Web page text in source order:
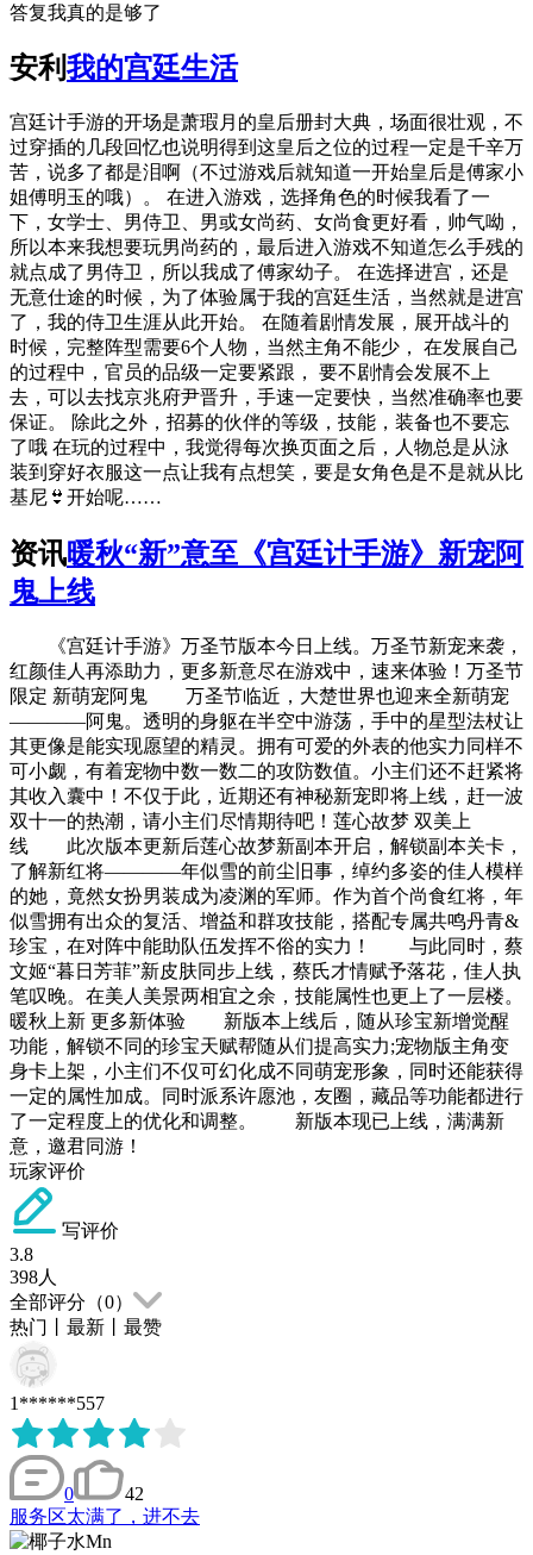
答复我真的是够了
安利我的宫廷生活
宫廷计手游的开场是萧瑕月的皇后册封大典，场面很壮观，不
过穿插的几段回忆也说明得到这皇后之位的过程一定是千辛万
苦，说多了都是泪啊（不过游戏后就知道一开始皇后是傅家小
姐傅明玉的哦）。 在进入游戏，选择角色的时候我看了一
下，女学士、男侍卫、男或女尚药、女尚食更好看，帅气呦，
所以本来我想要玩男尚药的，最后进入游戏不知道怎么手残的
就点成了男侍卫，所以我成了傅家幼子。 在选择进宫，还是
无意仕途的时候，为了体验属于我的宫廷生活，当然就是进宫
了，我的侍卫生涯从此开始。 在随着剧情发展，展开战斗的
时候，完整阵型需要6个人物，当然主角不能少， 在发展自己
的过程中，官员的品级一定要紧跟， 要不剧情会发展不上
去，可以去找京兆府尹晋升，手速一定要快，当然准确率也要
保证。 除此之外，招募的伙伴的等级，技能，装备也不要忘
了哦 在玩的过程中，我觉得每次换页面之后，人物总是从泳
装到穿好衣服这一点让我有点想笑，要是女角色是不是就从比
基尼👙开始呢……
资讯暖秋“新”意至《宫廷计手游》新宠阿
鬼上线
《宫廷计手游》万圣节版本今日上线。万圣节新宠来袭，
红颜佳人再添助力，更多新意尽在游戏中，速来体验！万圣节
限定 新萌宠阿鬼 万圣节临近，大楚世界也迎来全新萌宠
————阿鬼。透明的身躯在半空中游荡，手中的星型法杖让
其更像是能实现愿望的精灵。拥有可爱的外表的他实力同样不
可小觑，有着宠物中数一数二的攻防数值。小主们还不赶紧将
其收入囊中！不仅于此，近期还有神秘新宠即将上线，赶一波
双十一的热潮，请小主们尽情期待吧！莲心故梦 双美上
线 此次版本更新后莲心故梦新副本开启，解锁副本关卡，
了解新红将————年似雪的前尘旧事，绰约多姿的佳人模样
的她，竟然女扮男装成为凌渊的军师。作为首个尚食红将，年
似雪拥有出众的复活、增益和群攻技能，搭配专属共鸣丹青&
珍宝，在对阵中能助队伍发挥不俗的实力！ 与此同时，蔡
文姬“暮日芳菲”新皮肤同步上线，蔡氏才情赋予落花，佳人执
笔叹晚。在美人美景两相宜之余，技能属性也更上了一层楼。
暖秋上新 更多新体验 新版本上线后，随从珍宝新增觉醒
功能，解锁不同的珍宝天赋帮随从们提高实力;宠物版主角变
身卡上架，小主们不仅可幻化成不同萌宠形象，同时还能获得
一定的属性加成。同时派系许愿池，友圈，藏品等功能都进行
了一定程度上的优化和调整。 新版本现已上线，满满新
意，邀君同游！
玩家评价
写评价
3.8
398人
全部评分（0）
热门
最新 最赞
1******557
0
42
服务区太满了，进不去